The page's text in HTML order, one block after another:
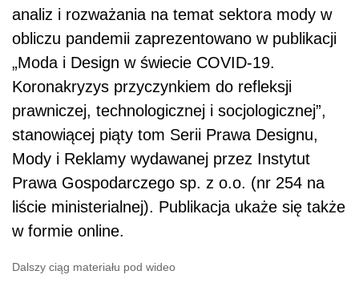
analiz i rozważania na temat sektora mody w
obliczu pandemii zaprezentowano w publikacji
„Moda i Design w świecie COVID-19.
Koronakryzys przyczynkiem do refleksji
prawniczej, technologicznej i socjologicznej”,
stanowiącej piąty tom Serii Prawa Designu,
Mody i Reklamy wydawanej przez Instytut
Prawa Gospodarczego sp. z o.o. (nr 254 na
liście ministerialnej). Publikacja ukaże się także
w formie online.
Dalszy ciąg materiału pod wideo